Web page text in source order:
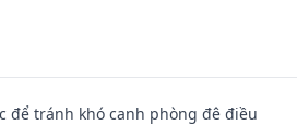
để tránh khó canh phòng đê điều